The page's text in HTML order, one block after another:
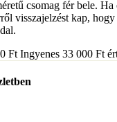
csomag fér bele. Ha
visszajelzést kap,
Ft Ingyenes 33 000 Ft